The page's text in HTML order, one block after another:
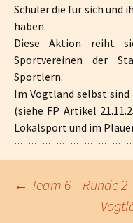
Schüler die für sich und
haben.
Diese Aktion reiht
Sportvereinen der
Sportlern.
Im Vogtland selbst
(siehe FP Artikel
Lokalsport und im
← Team 6 – Runde 2